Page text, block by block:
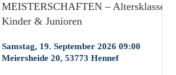
MEISTERSCHAFTEN – Altersklasse
Kinder & Junioren
Samstag, 19. September 2026 09:00
Meiersheide 20, 53773 Hennef